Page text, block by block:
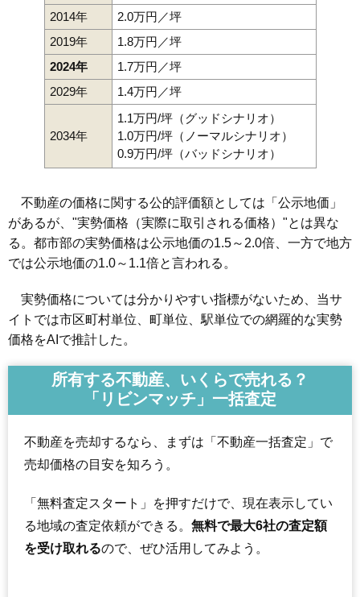
2014年
2.0万円／坪
2019年
1.8万円／坪
2024年
1.7万円／坪
2029年
1.4万円／坪
2034年
1.1万円/坪（グッドシナリオ）
1.0万円/坪（ノーマルシナリオ）
0.9万円/坪（バッドシナリオ）
不動産の価格に関する公的評価額としては「公示地価」
があるが、"実勢価格（実際に取引される価格）"とは異な
る。都市部の実勢価格は公示地価の1.5～2.0倍、一方で地方
では公示地価の1.0～1.1倍と言われる。
実勢価格については分かりやすい指標がないため、当サ
イトでは市区町村単位、町単位、駅単位での網羅的な実勢
価格をAIで推計した。
所有する不動産、いくらで売れる？
「リビンマッチ」一括査定
不動産を売却するなら、まずは「不動産一括査定」で
売却価格の目安を知ろう。
「無料査定スタート」を押すだけで、現在表示してい
る地域の査定依頼ができる。 無料で最大6社の査定額
を受け取れるので、ぜひ活用してみよう。